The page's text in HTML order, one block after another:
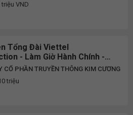
VND
Tổng Đài Viettel
- Làm Giờ Hành Chính -
7 -12 Triệu
CỔ PHẦN TRUYỀN THÔNG KIM CƯƠNG
triệu